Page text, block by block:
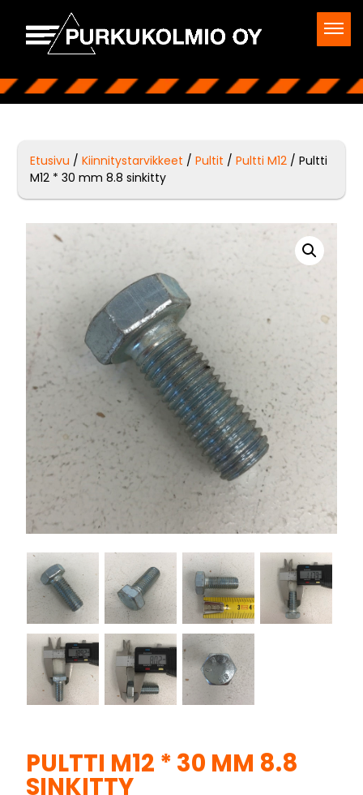
Etusivu /Kiinnitystarvikkeet /Pultit /Pultti M12 / Pultti
M12 * 30 mm 8.8 sinkitty
PULTTI M12 * 30 MM 8.8
SINKITTY